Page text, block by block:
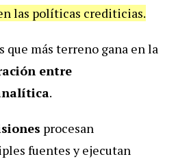
las políticas crediticias.
que más terreno gana en la
entre
.
procesan
fuentes y ejecutan